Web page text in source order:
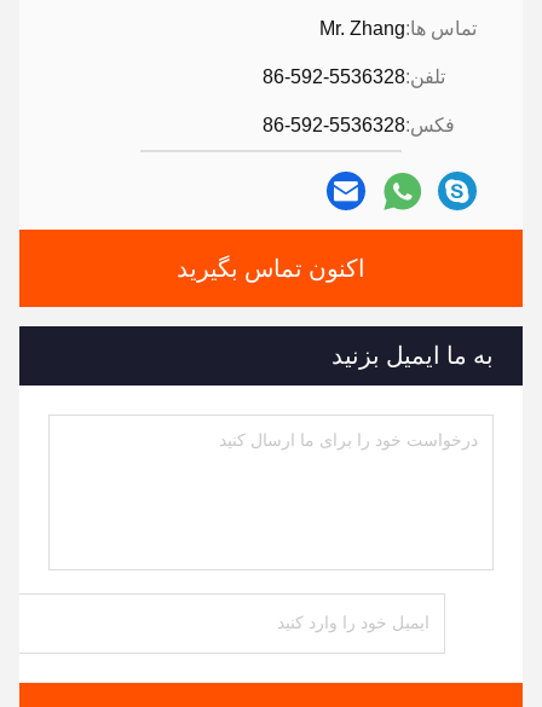
تماس ها:Mr. Zhang
تلفن:86-592-5536328
فکس:86-592-5536328
اکنون تماس بگیرید
به ما ایمیل بزنید